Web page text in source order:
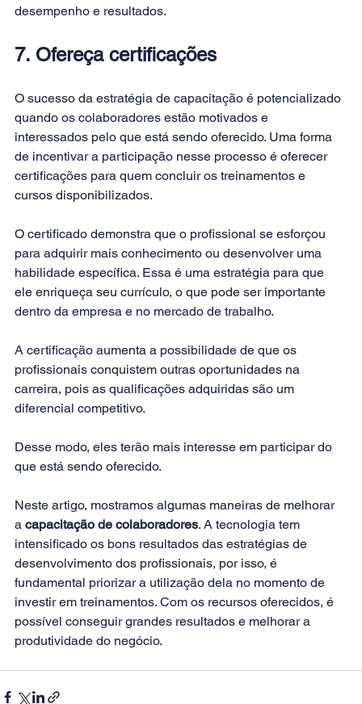
desempenho e resultados.
7. Ofereça certificações
O sucesso da estratégia de capacitação é potencializado
quando os colaboradores estão motivados e
interessados pelo que está sendo oferecido. Uma forma
de incentivar a participação nesse processo é oferecer
certificações para quem concluir os treinamentos e
cursos disponibilizados.
O certificado demonstra que o profissional se esforçou
para adquirir mais conhecimento ou desenvolver uma
habilidade específica. Essa é uma estratégia para que
ele enriqueça seu currículo, o que pode ser importante
dentro da empresa e no mercado de trabalho.
A certificação aumenta a possibilidade de que os
profissionais conquistem outras oportunidades na
carreira, pois as qualificações adquiridas são um
diferencial competitivo.
Desse modo, eles terão mais interesse em participar do
que está sendo oferecido.
Neste artigo, mostramos algumas maneiras de melhorar
a capacitação de colaboradores. A tecnologia tem
intensificado os bons resultados das estratégias de
desenvolvimento dos profissionais, por isso, é
fundamental priorizar a utilização dela no momento de
investir em treinamentos. Com os recursos oferecidos, é
possível conseguir grandes resultados e melhorar a
produtividade do negócio.